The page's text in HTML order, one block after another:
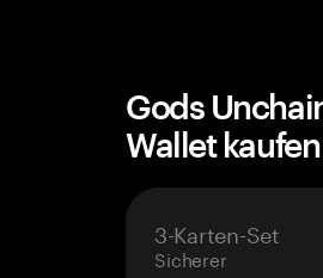
Gods
Wallet
3-Karten-Set
Sicherer